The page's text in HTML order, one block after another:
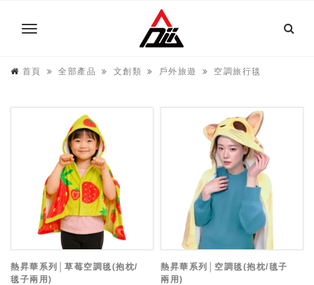
首頁 全部產品 文創類 戶外旅遊 空調旅行毯
熱昇華系列│草莓空調毯(抱枕/
毯子兩用)
熱昇華系列│空調毯(抱枕/毯子
兩用)